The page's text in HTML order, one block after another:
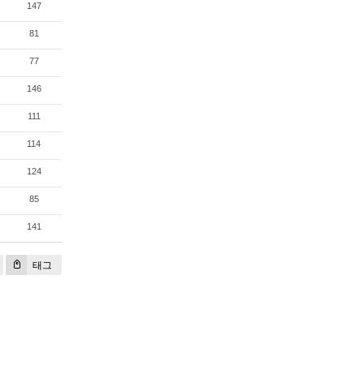
147
81
77
146
111
114
124
85
141
태그